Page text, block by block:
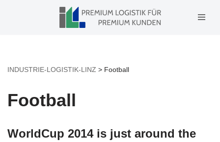
INDUSTRIE-LOGISTIK-LINZ > Football
Football
WorldCup 2014 is just around the